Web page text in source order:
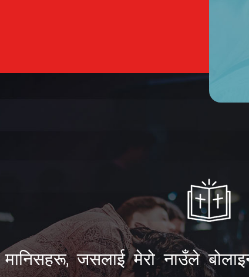
मानिसहरू, जसलाई मेरो नाउँले